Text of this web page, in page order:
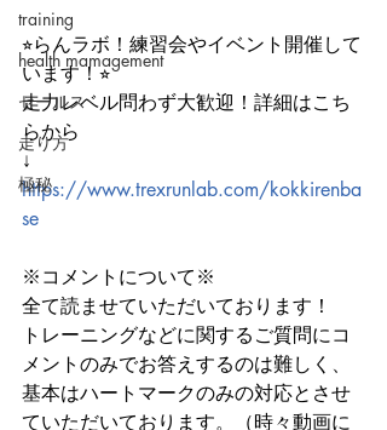
training
health mamagement
セールス
走り方
極秘
⭐︎らんラボ！練習会やイベント開催して
います！⭐︎
走力レベル問わず大歓迎！詳細はこち
らから
↓
https://www.trexrunlab.com/kokkirenba
se
※コメントについて※
全て読ませていただいております！
トレーニングなどに関するご質問にコ
メントのみでお答えするのは難しく、
基本はハートマークのみの対応とさせ
ていただいております。（時々動画に